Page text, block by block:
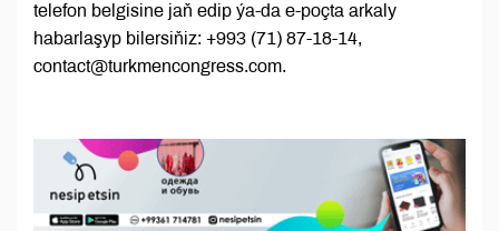
telefon belgisine jaň edip ýa-da e-poçta arkaly
habarlaşyp bilersiňiz: +993 (71) 87-18-14,
contact@turkmencongress.com.